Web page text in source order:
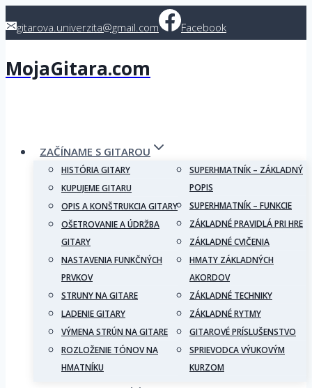
togitarova.univerzita@gmail.com Facebook
MojaGitara.com
ZAČÍNAME S GITAROU
HISTÓRIA GITARY
KUPUJEME GITARU
OPIS A KONŠTRUKCIA GITARY
OŠETROVANIE A ÚDRŽBA
GITARY
NASTAVENIA FUNKČNÝCH
PRVKOV
STRUNY NA GITARE
LADENIE GITARY
VÝMENA STRÚN NA GITARE
ROZLOŽENIE TÓNOV NA
HMATNÍKU
SUPERHMATNÍK – ZÁKLADNÝ
POPIS
SUPERHMATNÍK – FUNKCIE
ZÁKLADNÉ PRAVIDLÁ PRI HRE
ZÁKLADNÉ CVIČENIA
HMATY ZÁKLADNÝCH
AKORDOV
ZÁKLADNÉ TECHNIKY
ZÁKLADNÉ RYTMY
GITAROVÉ PRÍSLUŠENSTVO
SPRIEVODCA VÝUKOVÝM
KURZOM